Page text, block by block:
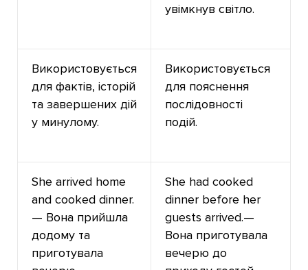
увімкнув світло.
Використовується
для фактів, історій
та завершених дій
у минулому.
Використовується
для пояснення
послідовності
подій.
She arrived home
and cooked dinner.
— Вона прийшла
додому та
приготувала
She had cooked
dinner before her
guests arrived.—
Вона приготувала
вечерю до